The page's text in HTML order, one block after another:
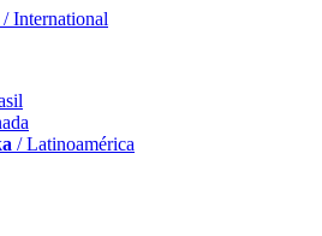
/ International
/ Latinoamérica